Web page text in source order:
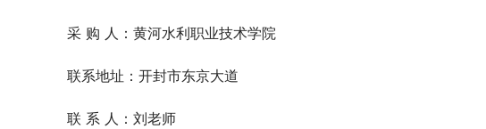
采 购 人：黄河水利职业技术学院
联系地址：开封市东京大道
联 系 人：刘老师